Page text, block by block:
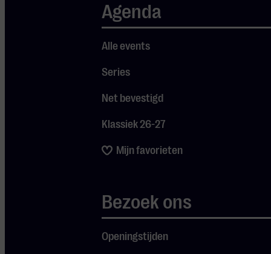
Agenda
Alle events
Series
Net bevestigd
Klassiek 26-27
Mijn favorieten
Bezoek ons
Openingstijden